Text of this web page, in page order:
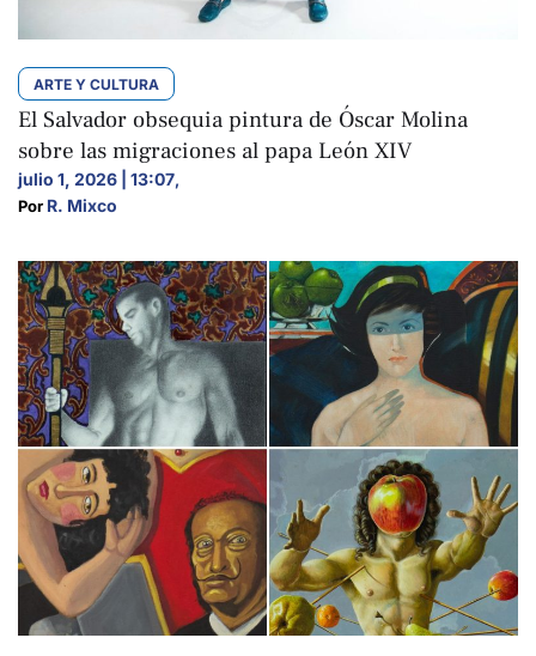
ARTE Y CULTURA
El Salvador obsequia pintura de Óscar Molina
sobre las migraciones al papa León XIV
julio 1, 2026 | 13:07,
Por R. Mixco